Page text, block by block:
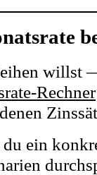
willst
Rechner
du ein